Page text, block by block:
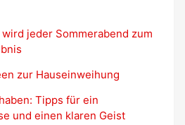
jeder Sommerabend zum
zur Hauseinweihung
Tipps für ein
und einen klaren Geist